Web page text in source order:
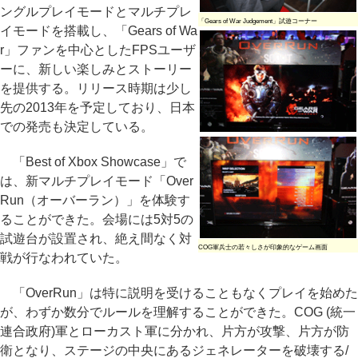
「Gears of War Judgement」試遊コーナー
COG軍兵士の若々しさが印象的なゲーム画面
ングルプレイモードとマルチプレ
イモードを搭載し、「Gears of Wa
r」ファンを中心としたFPSユーザ
ーに、新しい楽しみとストーリー
を提供する。リリース時期は少し
先の2013年を予定しており、日本
での発売も決定している。
「Best of Xbox Showcase」で
は、新マルチプレイモード「Over
Run（オーバーラン）」を体験す
ることができた。会場には5対5の
試遊台が設置され、絶え間なく対
戦が行なわれていた。
「OverRun」は特に説明を受けることもなくプレイを始めた
が、わずか数分でルールを理解することができた。COG (統一
連合政府)軍とローカスト軍に分かれ、片方が攻撃、片方が防
衛となり、ステージの中央にあるジェネレーターを破壊する/